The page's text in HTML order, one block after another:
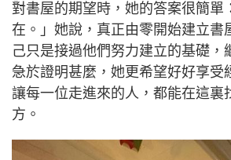
對書屋的期望時，她的答案很簡單
在。」她說，真正由零開始建立書
己只是接過他們努力建立的基礎，
急於證明甚麼，她更希望好好享受
讓每一位走進來的人，都能在這裏
方。